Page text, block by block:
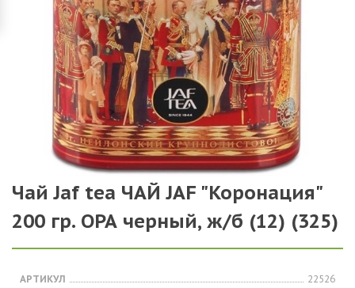
Чай Jaf tea ЧАЙ JAF "Коронация"
200 гр. ОРА черный, ж/б (12) (325)
АРТИКУЛ
22526